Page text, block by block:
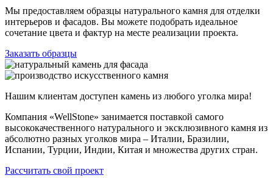
Мы предоставляем образцы натурального камня для отделки
интерьеров и фасадов. Вы можете подобрать идеальное
сочетание цвета и фактур на месте реализации проекта.
Заказать образцы
Нашим клиентам доступен камень из любого уголка мира!
Компания «WellStone» занимается поставкой самого
высококачественного натурального и эксклюзивного камня из
абсолютно разных уголков мира – Италии, Бразилии,
Испании, Турции, Индии, Китая и множества других стран.
Рассчитать свой проект